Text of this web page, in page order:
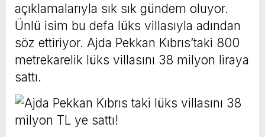
açıklamalarıyla sık sık gündem oluyor.
Ünlü isim bu defa lüks villasıyla adından
söz ettiriyor. Ajda Pekkan Kıbrıs’taki 800
metrekarelik lüks villasını 38 milyon liraya
sattı.